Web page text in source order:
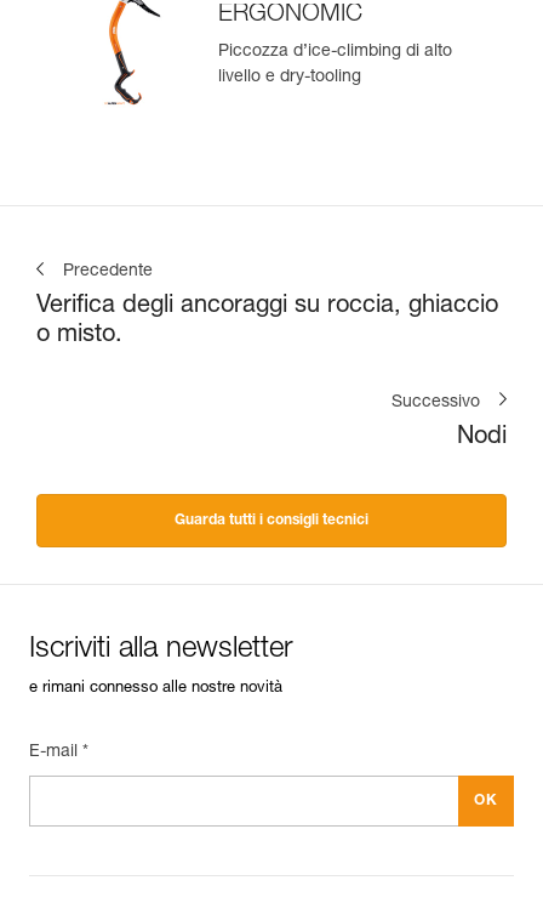
ERGONOMIC
Piccozza d’ice-climbing di alto
livello e dry-tooling
Precedente
Verifica degli ancoraggi su roccia, ghiaccio
o misto.
Successivo
Nodi
Guarda tutti i consigli tecnici
Iscriviti alla newsletter
e rimani connesso alle nostre novità
E-mail *